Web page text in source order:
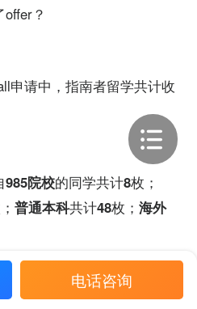
？
申请中，指南者留学共计收
985院校的同学共计8枚；
普通本科共计48枚； 海外
电话咨询